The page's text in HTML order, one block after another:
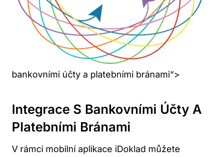
bankovními účty a platebními bránami“>
Integrace S Bankovními Účty A
Platebními Bránami
V rámci mobilní aplikace iDoklad můžete